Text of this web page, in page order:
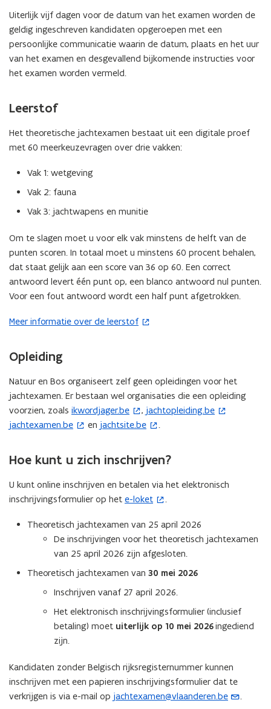
Uiterlijk vijf dagen voor de datum van het examen worden de
geldig ingeschreven kandidaten opgeroepen met een
persoonlijke communicatie waarin de datum, plaats en het uur
van het examen en desgevallend bijkomende instructies voor
het examen worden vermeld.
Leerstof
Het theoretische jachtexamen bestaat uit een digitale proef
met 60 meerkeuzevragen over drie vakken:
Vak 1: wetgeving
Vak 2: fauna
Vak 3: jachtwapens en munitie
Om te slagen moet u voor elk vak minstens de helft van de
punten scoren. In totaal moet u minstens 60 procent behalen,
dat staat gelijk aan een score van 36 op 60. Een correct
antwoord levert één punt op, een blanco antwoord nul punten.
Voor een fout antwoord wordt een half punt afgetrokken.
Meer informatie over de leerstof
(
p
n
t
i
n
e
u
w
Opleiding
Natuur en Bos organiseert zelf geen opleidingen voor het
jachtexamen. Er bestaan wel organisaties die een opleiding
voorzien, zoals ikwordjager.be
(
o
t
i
n
i
e
u
v
e
n
e
r
)
, jachtopleiding.be
(
o
t
i
n
i
e
u
v
e
n
e
r
)
jachtexamen.be
(
p
n
t
t
e
r
en jachtsite.be
(
n
t
n
n
i
e
w
v
e
t
e
r
.
Hoe kunt u zich inschrijven?
U kunt online inschrijven en betalen via het elektronisch
inschrijvingsformulier op het e-loket
(
p
e
n
t
i
n
i
w
v
e
.
Theoretisch jachtexamen van 25 april 2026
De inschrijvingen voor het theoretisch jachtexamen
van 25 april 2026 zijn afgesloten.
Theoretisch jachtexamen van 30 mei 2026
Inschrijven vanaf 27 april 2026.
Het elektronisch inschrijvingsformulier (inclusief
betaling) moet uiterlijk op 10 mei 2026ingediend
zijn.
Kandidaten zonder Belgisch rijksregisternummer kunnen
inschrijven met een papieren inschrijvingsformulier dat te
verkrijgen is via e-mail op jachtexamen@vlaanderen.be
(
.